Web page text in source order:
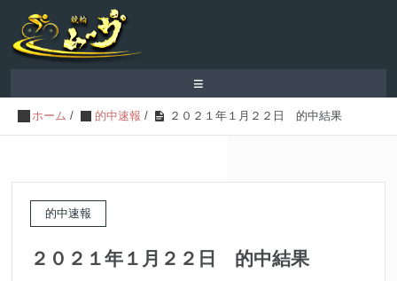
≡
ホーム / 的中速報 / ２０２１年１月２２日 的中結果
的中速報
２０２１年１月２２日 的中結果